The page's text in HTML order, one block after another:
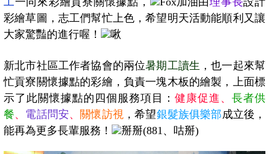
彩繪草圖，志工們幫忙上色，希望明天活動能順利又讓
大家驚豔的進行喔！
新北市社區工作者協會的兩位暑期工讀生 ，也一起來幫
忙貢寮關懷據點的彩繪，負責一塊木板的繪製，上面標
示了此關懷據點的四個服務項目： 健康促進、 長者供
餐、 電話問安、 關懷訪視，希望銀髮族俱樂部成立後，
能再為更多長輩服務！